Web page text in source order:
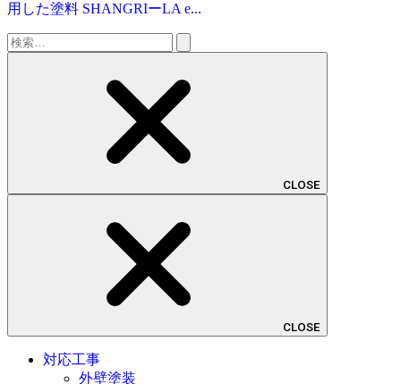
用した塗料 SHANGRIーLA e...
検
索:
CLOSE
CLOSE
対応工事
外壁塗装